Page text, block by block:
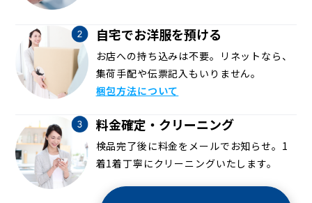
自宅でお洋服を預ける
お店への持ち込みは不要。リネットなら、
集荷手配や伝票記入もいりません。
梱包方法について
料金確定・クリーニング
検品完了後に料金をメールでお知らせ。1
着1着丁寧にクリーニングいたします。